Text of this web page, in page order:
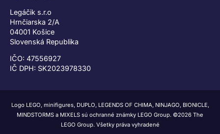
Legáčik s.r.o
Hrnčiarska 2/A
04001 Košice
Slovenská Republika
IČO: 47556927
IČ DPH: SK2023978330
Logo LEGO, minifigures, DUPLO, LEGENDS OF CHIMA, NINJAGO, BIONICLE,
MINDSTORMS a MIXELS sú ochranné známky LEGO Group. ©2026 The
LEGO Group. Všetky práva vyhradené